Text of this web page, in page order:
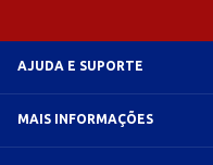
AJUDA E SUPORTE
MAIS INFORMAÇÕES